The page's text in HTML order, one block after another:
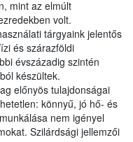
mint az elmúlt
volt.
tárgyaink jelentős
és szárazföldi
évszázadig szintén
készültek.
előnyös tulajdonságai
könnyű, jó hő- és
nem igényel
Szilárdsági jellemzői